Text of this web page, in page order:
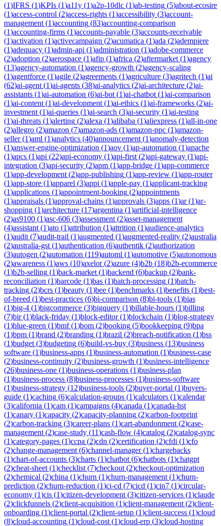
(1)IFRS (1)KPIs (1)a11y (1)a2p-10dlc (1)ab-testing (5)about-ecosire
(1)access-control (2)access-rights (1)accessibility (3)account-
management (1)accounting (83)accounting-comparison
(1)accounting-firms (1)accounts-payable (3)accounts-receivable
(1)activation (1)activecampaign (2)acumatica (1)ada (2)adempiere
(1)adequacy (1)admin-api (1)administration (1)adobe-commerce
(2)adoption (2)aerospace (1)afip (1)africa (2)aftermarket (1)agency
(13)agency-automation (1)agency-growth (2)agency-scaling
(1)agentforce (1)agile (2)agreements (1)agriculture (3)agritech (1)ai
(62)ai-agent (1)ai-agents (38)ai-analytics (2)ai-architecture (2)ai-
assistants (1)ai-automation (6)ai-bot (1)ai-chatbot (1)ai-comparison
(1)ai-content (1)ai-development (1)ai-ethics (1)ai-frameworks (2)ai-
investment (1)ai-queries (1)ai-search (3)ai-security (1)ai-testing
(1)ai-threats (1)alerting (2)alexa (1)alibaba (1)aliexpress (1)all-in-one
(2)allegro (2)amazon (7)amazon-ads (1)amazon-ppc (1)amazon-
seller(1)aml (1)analytics (40)announcement (1)anomaly-detection
(1)answer-engine-optimization (1)aov (1)ap-automation (1)apache
(1)apcs (1)api (22)api-economy (1)api-first (2)api-gateway (1)api-
integration (3)api-security (2)apm (1)app-bridge (1)app-commerce
(1)app-development (2)app-publishing (1)app-review (1)app-router
(1)app-store (1)apparel (3)appi (1)apple-pay (1)applicant-tracking
(1)applications (1)appointment-booking (2)appointments
(1)appraisals (1)approval-chains (1)approvals (3)apps (1)ar(1)ar-
shopping (1)architecture (17)argentina (1)artificial-intelligence
(2)as9100 (1)asc-606 (3)assessment (2)asset-management
(4)assistant (1)ato (1)attribution (1)attrition (1)audience-analytics
(1)audit (7)audit-trail (1)augmented (1)augmented-reality (2)australia
(2)australia-gst (1)authentication (6)authentik (2)authorization
(3)autogen (2)automation (119)automl (1)automotive (5)autonomous
(2)awareness (1)aws (10)axelor(2)azure (4)b2b (18)b2b-ecommerce
(1)b2b-selling (1)back-market (1)backend (6)backup (2)bank-
reconciliation (1)barcode (1)bas (1)batch-processing (1)batch-
tracking (2)bcrs (1)beauty (1)bee (1)benchmarks (1)benefits (1)best-
of-breed (1)best-practices (6)bi-comparison (8)bi-tools (1)bias
(1)big-4 (1)bigcommerce (3)bigquery (1)billable-hours (1)billing
(7)bir(1)black-friday (1)block-editor(1)blockchain (1)blog-strategy
(1)blue-green (1)bmf(1)bom (2)booking (5)bookkeeping (9)bpa
(1)bpm (1)brand (2)branding (1)brazil (2)breach-notification (1)bss
(1)budget (3)budgeting (6)build-vs-buy (3)business (13)business
software (1)business-apps (1)business-automation (1)business-case
(2)business-continuity (2)business-growth (1)business-intelligence
(26)business-one (1)business-operations (1)business-plan
(1)business-process (8)business-processes (1)business-software
(1)business-strategy (12)business-tools (2)buyer-portal (1)buyers-
guide (1)caching (6)calculation-groups (1)calculators (1)calendar
(3)california (1)cam (1)campaigns (4)canada (1)canada-hst
(1)canary (1)capacity (2)capacity-planning (2)carbon-footprint
(2)carbon-tracking (3)career-plans (1)cart-abandonment (2)case-
management (2)case-study (11)cash-flow (4)catalog (2)catalog-sync
(1)category-pages (1)ccpa (2)cdn (2)certification (2)cfdi (1)cfo
(2)change-management (6)channel-manager(1)chargebacks
(1)chart-of-accounts (3)charts (1)chatbot (6)chatbots (1)chatgpt
(2)cheat-sheet (1)checklist (7)checkout (2)checkout-optimization
(2)chemical (2)china (1)churn (1)churn-management (1)churn-
prediction (2)churn-reduction (1)ci-cd (7)cicd (1)cin7 (1)circular-
economy (1)cis (1)citizen-development (3)citizen-services (1)claude
(2)clickfunnels (2)client-acquisition (1)client-management (2)client-
onboarding (1)client-portal (2)client-setup (1)client-success (1)cloud
(8)cloud-accounting (1)cloud-cost (1)cloud-erp (3)cloud-hosting